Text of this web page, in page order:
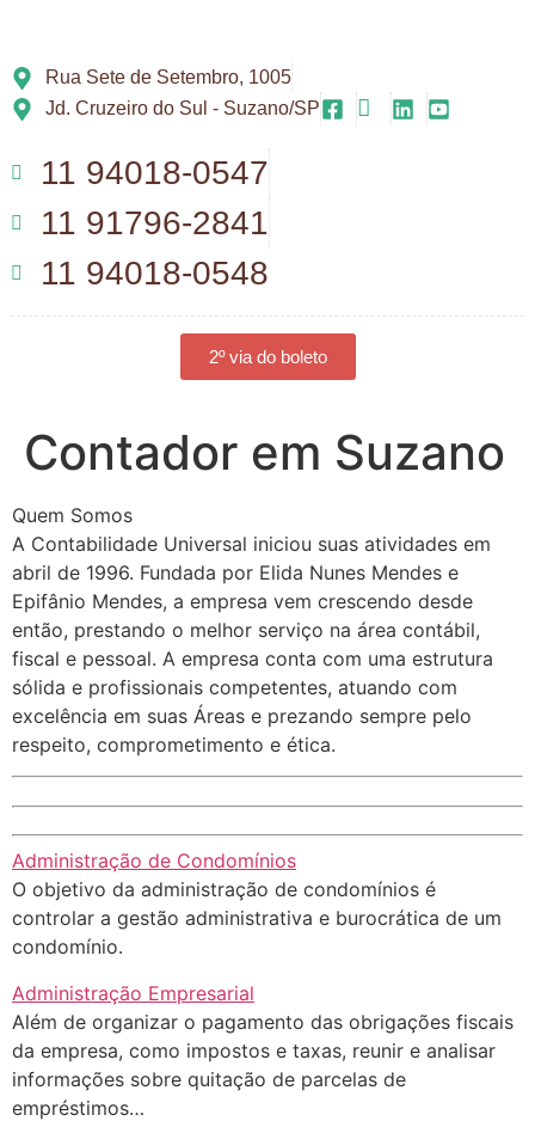
Rua Sete de Setembro, 1005
Jd. Cruzeiro do Sul - Suzano/SP
11 94018-0547
11 91796-2841
11 94018-0548
2º via do boleto
Contador em Suzano
Quem Somos
A Contabilidade Universal iniciou suas atividades em
abril de 1996. Fundada por Elida Nunes Mendes e
Epifânio Mendes, a empresa vem crescendo desde
então, prestando o melhor serviço na área contábil,
fiscal e pessoal. A empresa conta com uma estrutura
sólida e profissionais competentes, atuando com
excelência em suas Áreas e prezando sempre pelo
respeito, comprometimento e ética.
Administração de Condomínios
O objetivo da administração de condomínios é
controlar a gestão administrativa e burocrática de um
condomínio.
Administração Empresarial
Além de organizar o pagamento das obrigações fiscais
da empresa, como impostos e taxas, reunir e analisar
informações sobre quitação de parcelas de
empréstimos…